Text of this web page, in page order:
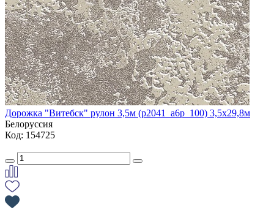
Дорожка "Витебск" рулон 3,5м (p2041_a6p_100) 3,5х29,8м
Белоруссия
Код: 154725